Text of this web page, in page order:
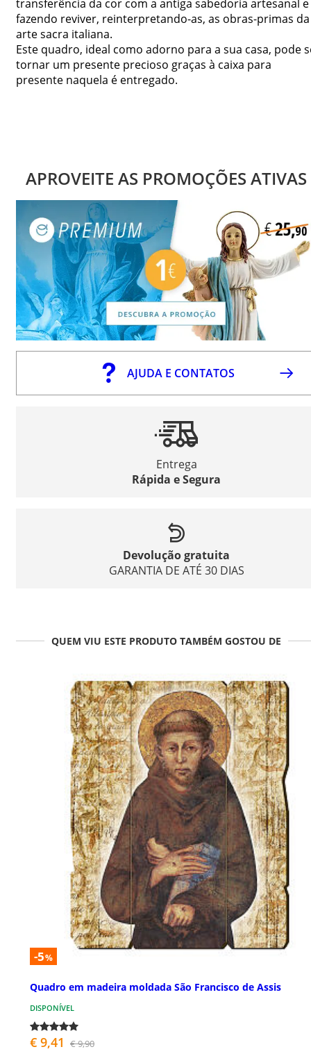
transferência da cor com a antiga sabedoria artesanal e
fazendo reviver, reinterpretando-as, as obras-primas da
arte sacra italiana.
Este quadro, ideal como adorno para a sua casa, pode
tornar um presente precioso graças à caixa para
presente naquela é entregado.
APROVEITE AS PROMOÇÕES ATIVAS
AJUDA E CONTATOS
Entrega
Rápida e Segura
Devolução gratuita
GARANTIA DE ATÉ 30 DIAS
QUEM VIU ESTE PRODUTO TAMBÉM GOSTOU DE
-5%
Quadro em madeira moldada São Francisco de Assis
DISPONÍVEL
€ 9,41 € 9,90